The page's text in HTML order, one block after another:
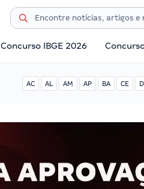
Concurso IBGE 2026
AC AL AM AP BA CE